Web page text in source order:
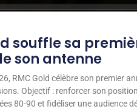
souffle sa
son antenne
RMC Gold célèbre son premier
Objectif : renforcer son
80-90 et fidéliser une audience